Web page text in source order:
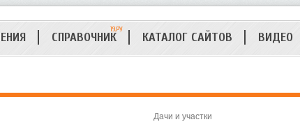
СПРАВОЧНИК
19.РУ
КАТАЛОГ САЙТОВ ВИДЕО
Дачи и участки